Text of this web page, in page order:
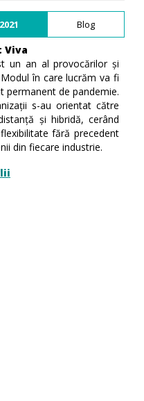
Blog
Viva
un an al provocărilor și
în care lucrăm va fi
permanent de pandemie.
s-au orientat către
și hibridă, cerând
fără precedent
din fiecare industrie.